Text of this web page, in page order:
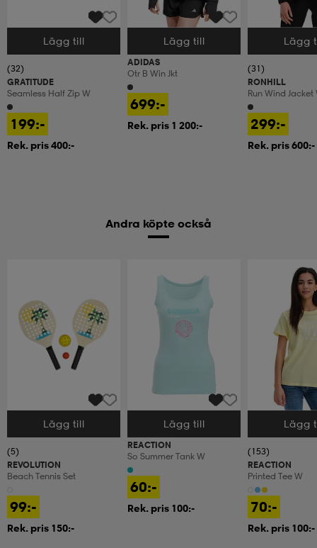
Välj storlek
Lägg till
(32)
GRATITUDE
Seamless Half Zip W
199:-
Rek. pris 400:-
Välj storlek
Lägg till
ADIDAS
Otr B Win Jkt
699:-
Rek. pris 1 200:-
Välj storlek
Lägg
(31)
RONHILL
Run Wind Jacket
299:-
Rek. pris 600:-
Andra köpte också
Välj storlek
Lägg till
(5)
REVOLUTION
Beach Tennis Set
99:-
Rek. pris 150:-
Välj storlek
Lägg till
REACTION
So Summer Tank W
60:-
Rek. pris 100:-
Välj storlek
Lägg
(153)
REACTION
Printed Tee W
70:-
Rek. pris 100:-